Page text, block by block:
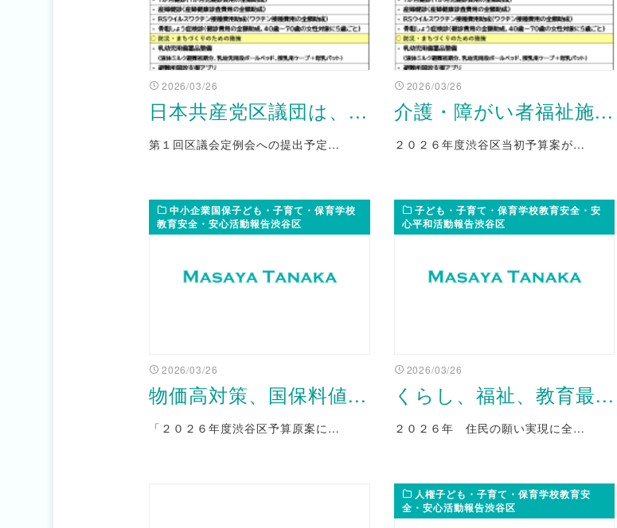
2026/03/26
日本共産党区議団は、...
第１回区議会定例会への提出予定…
2026/03/26
介護・障がい者福祉施...
２０２６年度渋谷区当初予算案が…
中小企業国保子ども・子育て・保育学校
教育安全・安心活動報告渋谷区
2026/03/26
物価高対策、国保料値...
「２０２６年度渋谷区予算原案に…
子ども・子育て・保育学校教育安全・安
心平和活動報告渋谷区
2026/03/26
くらし、福祉、教育最...
２０２６年 住民の願い実現に全…
人権子ども・子育て・保育学校教育安
全・安心活動報告渋谷区